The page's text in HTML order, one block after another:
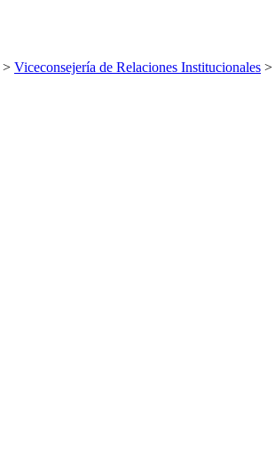
> Viceconsejería de Relaciones Institucionales >